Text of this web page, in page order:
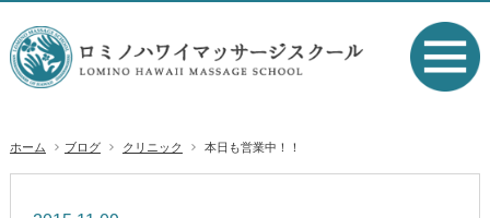
ホーム ブログ クリニック 本日も営業中！！